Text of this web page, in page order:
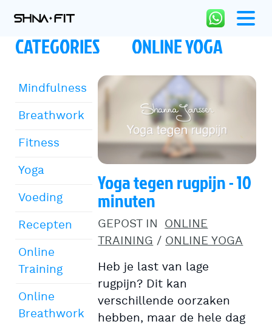
CATEGORIES
Mindfulness
Breathwork
Fitness
Yoga
Voeding
Recepten
Online
Training
Online
Breathwork
ONLINE YOGA
Yoga tegen rugpijn - 10
minuten
GEPOST IN ONLINE
TRAINING/ONLINE YOGA
Heb je last van lage
rugpijn? Dit kan
verschillende oorzaken
hebben, maar de hele dag